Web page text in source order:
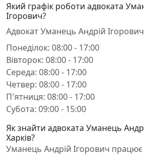
Який графік роботи адвоката
Ігорович?
Адвокат Уманець Андрій
Понеділок: 08:00 - 17:00
Вівторок: 08:00 - 17:00
Середа: 08:00 - 17:00
Четвер: 08:00 - 17:00
П'ятниця: 08:00 - 17:00
Субота: 09:00 - 15:00
Як знайти адвоката Уманець
Харків?
Уманець Андрій Ігорович працює